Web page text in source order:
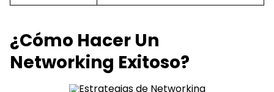
¿Cómo Hacer Un
Networking Exitoso?